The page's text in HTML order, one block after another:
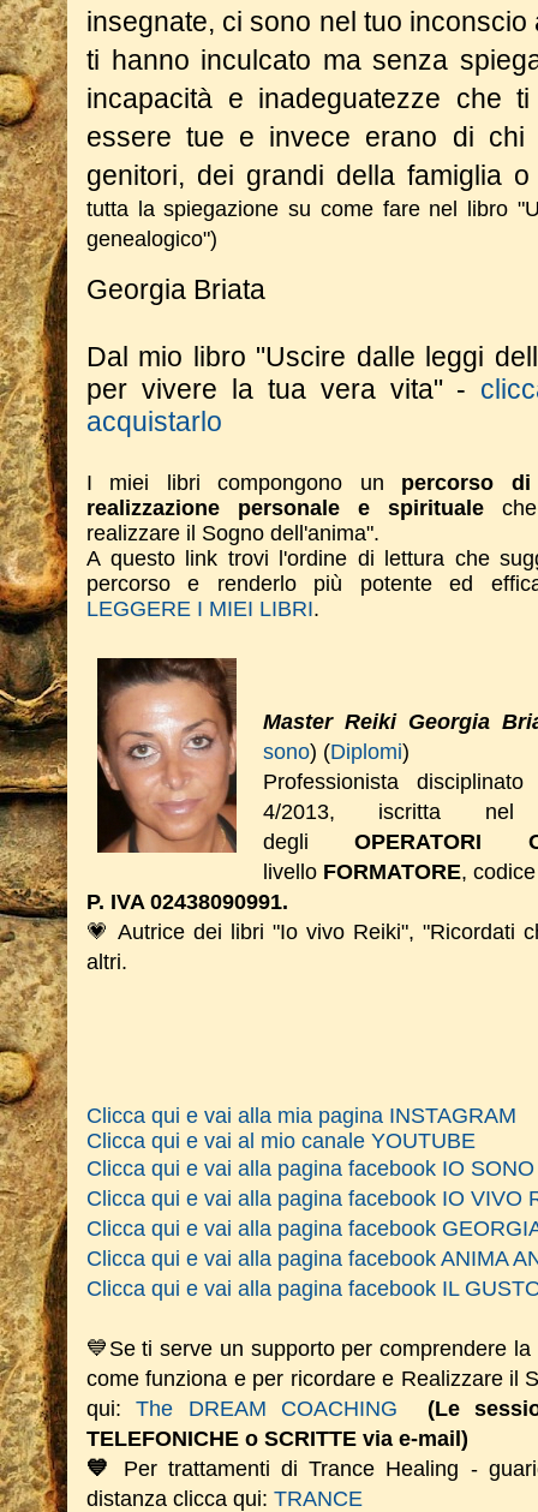
insegnate, ci sono nel tuo
ti hanno inculcato ma senza
incapacità e inadeguatezze che
essere tue e invece erano di chi
genitori, dei grandi della famiglia
tutta la spiegazione su come fare nel libro
genealogico")
Georgia Briata
Dal mio libro "Uscire dalle leggi
per vivere la tua vera vita" -
acquistarlo
I miei libri compongono un percorso
realizzazione personale e spirituale
realizzare il Sogno dell'anima".
A questo link trovi l'ordine di lettura che
percorso e renderlo più potente ed
LEGGERE I MIEI LIBRI.
Master Reiki Georgia
sono) (Diplomi)
Professionista
4/2013, iscritta nel
degli
livello FORMATORE,
P. IVA 02438090991.
💗 Autrice dei libri "Io vivo Reiki", "Ricordati
altri.
Clicca qui e vai alla mia pagina INSTAGRAM
Clicca qui e vai al mio canale YOUTUBE
Clicca qui e vai alla pagina facebook IO
Clicca qui e vai alla pagina facebook IO VIVO
Clicca qui e vai alla pagina facebook
Clicca qui e vai alla pagina facebook ANIMA
Clicca qui e vai alla pagina facebook IL
💙Se ti serve un supporto per comprendere la
come funziona e per ricordare e Realizzare il
qui:The DREAM COACHING
(Le
TELEFONICHE o SCRITTE via e-mail)
💙
Per trattamenti di Trance Healing -
distanza clicca qui: TRANCE